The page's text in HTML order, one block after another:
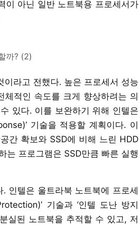
이 아닌 일반 노트북용 프로세서가
까? (2)
라고 전했다. 높은 프로세서 성능
적인 속도를 크게 향상하려는 의
있다. 이를 보완하기 위해 인텔은
기술을 적용할 계획이다. 이
간 확보와 SSD에 비해 느린 HDD
는 프로그램은 SSD만큼 빠른 실행
인텔은 울트라북 노트북에 프로세
기술과 ‘인텔 도난 방지
실된 노트북을 추적할 수 있고, 저